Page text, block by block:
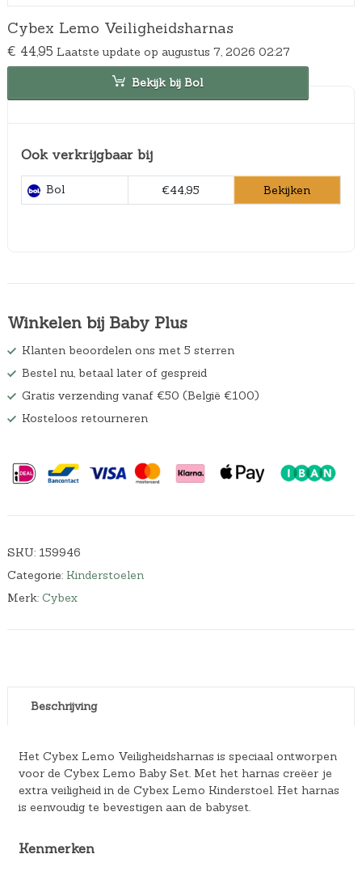
Cybex Lemo Veiligheidsharnas
€ 44,95 Laatste update op augustus 7, 2026 02:27
Bekijk bij Bol
Ook verkrijgbaar bij
Bol €44,95 Bekijken
Winkelen bij Baby Plus
Klanten beoordelen ons met 5 sterren
Bestel nu, betaal later of gespreid
Gratis verzending vanaf €50 (België €100)
Kosteloos retourneren
SKU: 159946
Categorie: Kinderstoelen
Merk: Cybex
Beschrijving
Het Cybex Lemo Veiligheidsharnas is speciaal ontworpen
voor de Cybex Lemo Baby Set. Met het harnas creëer je
extra veiligheid in de Cybex Lemo Kinderstoel. Het harnas
is eenvoudig te bevestigen aan de babyset.
Kenmerken